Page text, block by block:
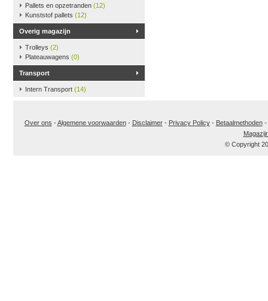
Pallets en opzetranden (12)
Kunststof pallets (12)
Overig magazijn
Trolleys (2)
Plateauwagens (0)
Transport
Intern Transport (14)
Over ons -Algemene voorwaarden- Disclaimer- Privacy Policy- Betaalmethoden-
© Copyright